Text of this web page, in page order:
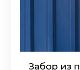
Забор из